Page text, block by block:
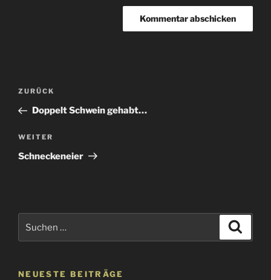
Beitragsnavigation
Vorheriger
Beitrag
ZURÜCK
Doppelt Schwein gehabt…
Nächster
Beitrag
WEITER
Schneckeneier
NEUESTE BEITRÄGE